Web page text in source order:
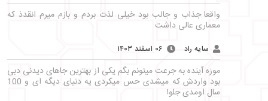
واقعا جذاب و جالب بود خیلی لذت بردم و بازم میرم انقدذ که
معماری عالی داشت
سایه راد ۰۶ اسفند ۱۴۰۳
موزه آینده به جرعت میتونم بگم یکی از بهترین جاهای دیدنی دبی
بود واردش که میشدی حس میکردی یه دنیای دیگه ای و 100
سال اومدی جلو!